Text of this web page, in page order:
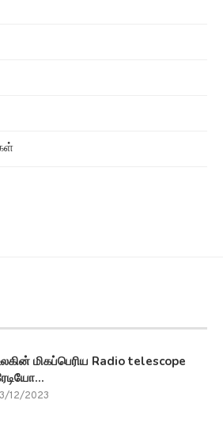
மிகப்பெரிய Radio telescope
12/2023